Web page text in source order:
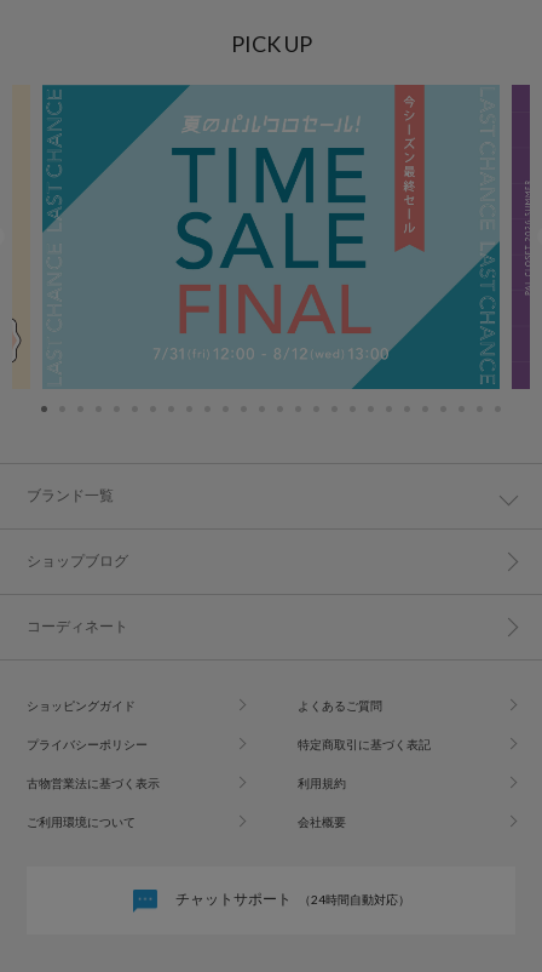
PICK UP
ブランド一覧
ショップブログ
コーディネート
ショッピングガイド よくあるご質問
プライバシーポリシー 特定商取引に基づく表記
古物営業法に基づく表示 利用規約
ご利用環境について 会社概要
チャットサポート （24時間自動対応）